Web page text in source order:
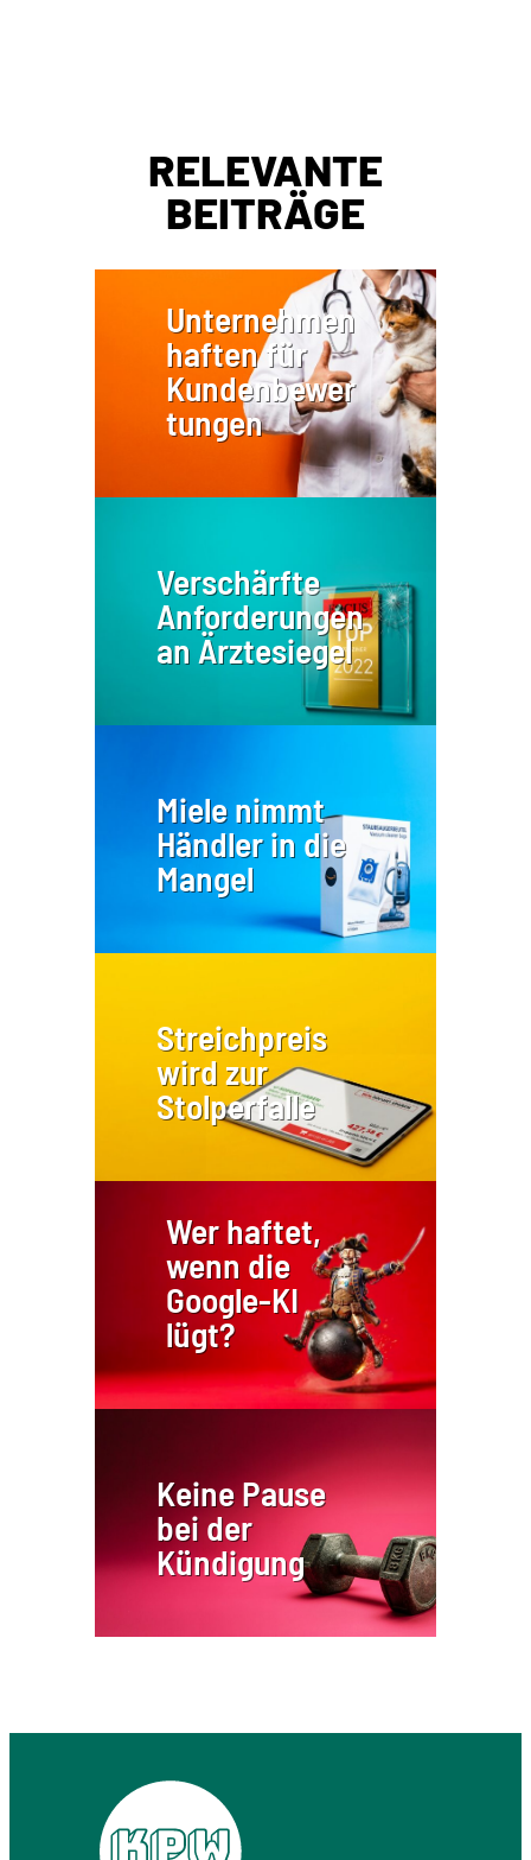
RELEVANTE
BEITRÄGE
Unternehmen
haften für
Kundenbewer
tungen
Verschärfte
Anforderungen
an Ärztesiegel
Miele nimmt
Händler in die
Mangel
Streichpreis
wird zur
Stolperfalle
Wer haftet,
wenn die
Google-KI
lügt?
Keine Pause
bei der
Kündigung